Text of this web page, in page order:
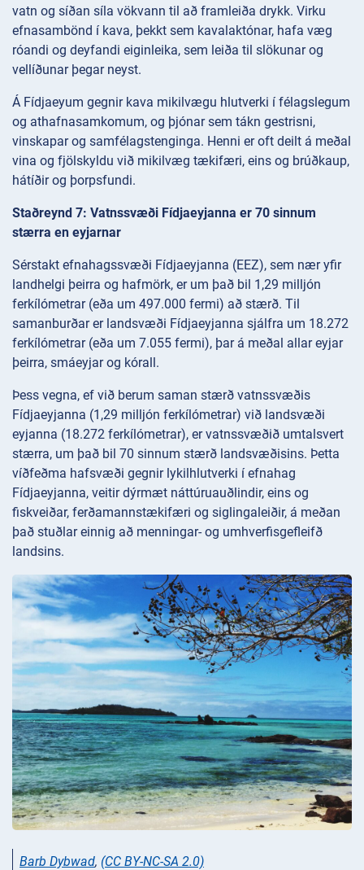
vatn og síðan síla vökvann til að framleiða drykk. Virku
efnasambönd í kava, þekkt sem kavalaktónar, hafa væg
róandi og deyfandi eiginleika, sem leiða til slökunar og
vellíðunar þegar neyst.
Á Fídjaeyum gegnir kava mikilvægu hlutverki í félagslegum
og athafnasamkomum, og þjónar sem tákn gestrisni,
vinskapar og samfélagstenginga. Henni er oft deilt á meðal
vina og fjölskyldu við mikilvæg tækifæri, eins og brúðkaup,
hátíðir og þorpsfundi.
Staðreynd 7: Vatnssvæði Fídjaeyjanna er 70 sinnum
stærra en eyjarnar
Sérstakt efnahagssvæði Fídjaeyjanna (EEZ), sem nær yfir
landhelgi þeirra og hafmörk, er um það bil 1,29 milljón
ferkílómetrar (eða um 497.000 fermi) að stærð. Til
samanburðar er landsvæði Fídjaeyjanna sjálfra um 18.272
ferkílómetrar (eða um 7.055 fermi), þar á meðal allar eyjar
þeirra, smáeyjar og kórall.
Þess vegna, ef við berum saman stærð vatnssvæðis
Fídjaeyjanna (1,29 milljón ferkílómetrar) við landsvæði
eyjanna (18.272 ferkílómetrar), er vatnssvæðið umtalsvert
stærra, um það bil 70 sinnum stærð landsvæðisins. Þetta
víðfeðma hafsvæði gegnir lykilhlutverki í efnahag
Fídjaeyjanna, veitir dýrmæt náttúruauðlindir, eins og
fiskveiðar, ferðamannstækifæri og siglingaleiðir, á meðan
það stuðlar einnig að menningar- og umhverfisgefleifð
landsins.
Barb Dybwad, (CC BY-NC-SA 2.0)